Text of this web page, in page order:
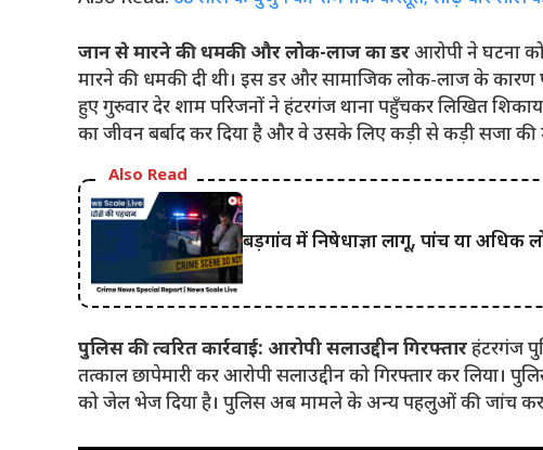
जान से मारने की धमकी और लोक-लाज का डरआरोपी ने घटना
मारने की धमकी दी थी। इस डर और सामाजिक लोक-लाज के कारण
हुए गुरुवार देर शाम परिजनों ने हंटरगंज थाना पहुँचकर लिखित
का जीवन बर्बाद कर दिया है और वे उसके लिए कड़ी से कड़ी सजा की
Also Read
बड़गांव में निषेधाज्ञा लागू, पांच या अधिक
पुलिस की त्वरित कार्रवाई: आरोपी सलाउद्दीन गिरफ्तारहंटरगंज
तत्काल छापेमारी कर आरोपी सलाउद्दीन को गिरफ्तार कर लिया।
को जेल भेज दिया है। पुलिस अब मामले के अन्य पहलुओं की जांच कर